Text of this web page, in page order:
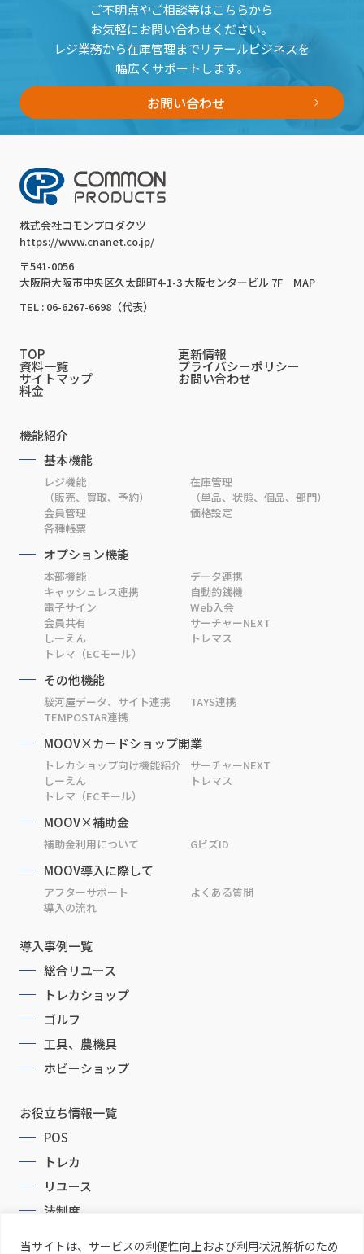
当サイトは、サービスの利便性向上および利用状況解析のため
ご不明点やご相談等はこちらから
お気軽にお問い合わせください。
レジ業務から在庫管理までリテールビジネスを
幅広くサポートします。
お問い合わせ
株式会社コモンプロダクツ
https://www.cnanet.co.jp/
〒541-0056
大阪府大阪市中央区久太郎町4-1-3 大阪センタービル 7F
MAP
TEL : 06-6267-6698（代表）
TOP 更新情報
資料一覧 プライバシーポリシー
サイトマップ お問い合わせ
料金
機能紹介
基本機能
レジ機能
（販売、買取、予約）
在庫管理
（単品、状態、個品、部門）
会員管理
価格設定
各種帳票
オプション機能
本部機能
データ連携
キャッシュレス連携
自動釣銭機
電子サイン
Web入会
会員共有
サーチャーNEXT
しーえん
トレマス
トレマ（ECモール）
その他機能
駿河屋データ、サイト連携
TAYS連携
TEMPOSTAR連携
MOOV×カードショップ開業
トレカショップ向け機能紹介
サーチャーNEXT
しーえん
トレマス
トレマ（ECモール）
MOOV×補助金
補助金利用について GビズID
MOOV導入に際して
アフターサポート
よくある質問
導入の流れ
導入事例一覧
総合リユース
トレカショップ
ゴルフ
工具、農機具
ホビーショップ
お役立ち情報一覧
POS
トレカ
リユース
法制度